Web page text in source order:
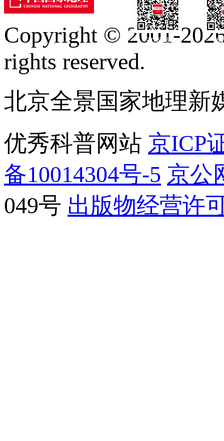
订阅号
Copyright © 2001-
rights reserved.
北京全景国家地理新
优秀科普网站 京ICP
备10014304号-5 京公
049号 出版物经营许